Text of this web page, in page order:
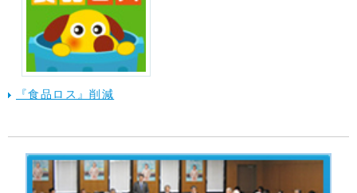
『食品ロス』削減